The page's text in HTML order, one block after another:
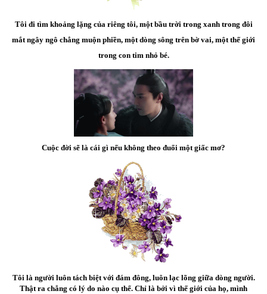
Tôi đi tìm khoảng lặng của riêng tôi, một bầu trời trong xanh trong đôi
mắt ngây ngô chẳng muộn phiền, một dòng sông trên bờ vai, một thế giới
trong con tim nhỏ bé.
Cuộc đời sẽ là cái gì nếu không theo đuổi một giấc mơ?
Tôi là người luôn tách biệt với đám đông, luôn lạc lõng giữa dòng người.
Thật ra chẳng có lý do nào cụ thể. Chỉ là bởi vì thế giới của họ, mình